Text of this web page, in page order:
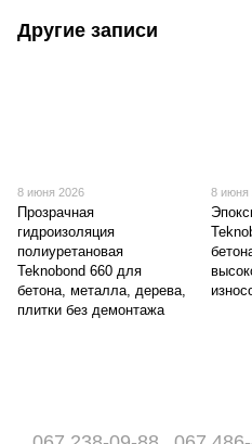
Другие записи
8 июня 2026
Прозрачная
гидроизоляция
полиуретановая
Teknobond 660 для
бетона, металла, дерева,
плитки без демонтажа
8 июня